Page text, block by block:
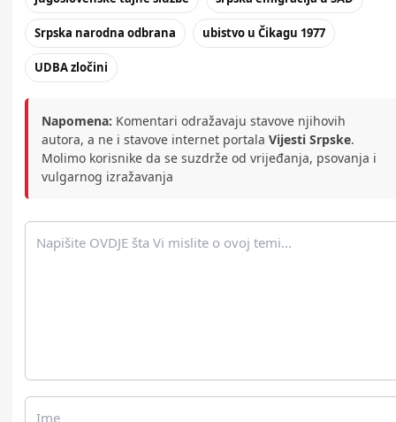
Srpska narodna odbrana ubistvo u Čikagu 1977
UDBA zločini
Napomena: Komentari odražavaju stavove njihovih
autora, a ne i stavove internet portala Vijesti Srpske.
Molimo korisnike da se suzdrže od vrijeđanja, psovanja i
vulgarnog izražavanja